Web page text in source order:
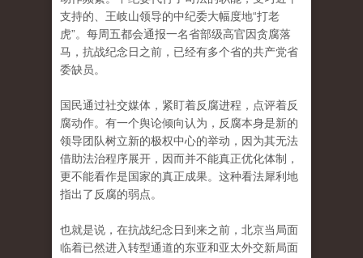
支持的、王岐山领导的中纪委大幅度地“打老
虎”。每周五都会通报一名省部级高官因贪腐落
马，抗战纪念日之前，已经有多个省的共产党省
委缺员。
国民通过社交媒体，紧盯着反腐进程，点评着反
腐动作。有一个舆论倾向认为，反腐本身是新的
领导团队树立新的极权中心的举动，因为其无法
借助法治程序展开，因而并不能真正优化体制，
更不能看作是国家的真正成果。这种看法犀利地
指出了反腐的弱点。
也就是说，在抗战纪念日到来之前，北京当局面
临着已然进入转型通道的东亚和亚太外交新局面